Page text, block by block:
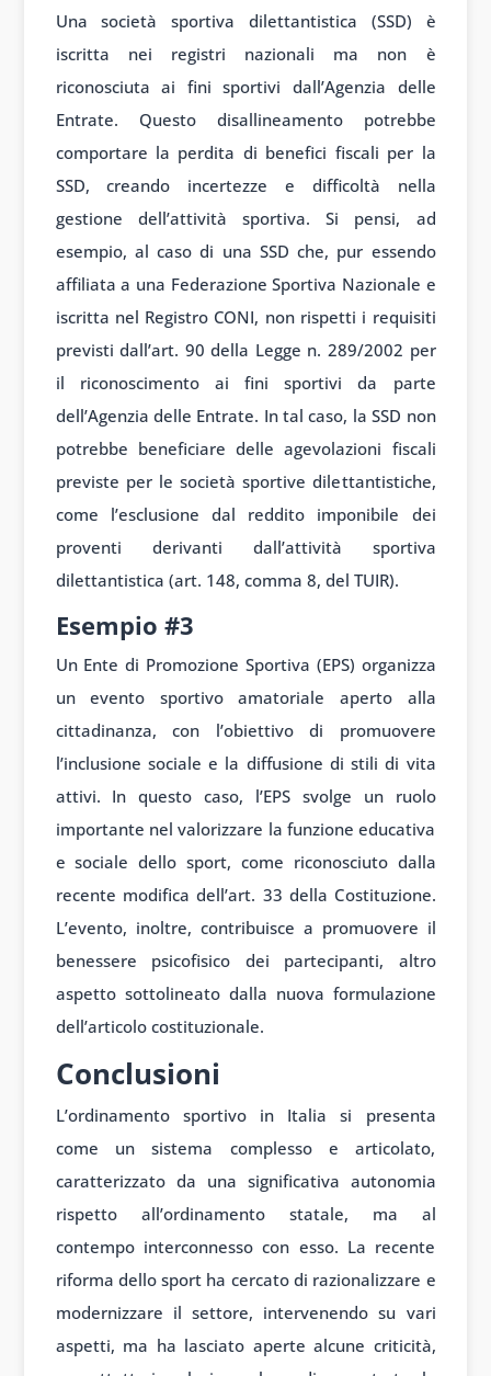
Una società sportiva dilettantistica (SSD) è
iscritta nei registri nazionali ma non è
riconosciuta ai fini sportivi dall’Agenzia delle
Entrate. Questo disallineamento potrebbe
comportare la perdita di benefici fiscali per la
SSD, creando incertezze e difficoltà nella
gestione dell’attività sportiva. Si pensi, ad
esempio, al caso di una SSD che, pur essendo
affiliata a una Federazione Sportiva Nazionale e
iscritta nel Registro CONI, non rispetti i requisiti
previsti dall’art. 90 della Legge n. 289/2002 per
il riconoscimento ai fini sportivi da parte
dell’Agenzia delle Entrate. In tal caso, la SSD non
potrebbe beneficiare delle agevolazioni fiscali
previste per le società sportive dilettantistiche,
come l’esclusione dal reddito imponibile dei
proventi derivanti dall’attività sportiva
dilettantistica (art. 148, comma 8, del TUIR).
Esempio #3
Un Ente di Promozione Sportiva (EPS) organizza
un evento sportivo amatoriale aperto alla
cittadinanza, con l’obiettivo di promuovere
l’inclusione sociale e la diffusione di stili di vita
attivi. In questo caso, l’EPS svolge un ruolo
importante nel valorizzare la funzione educativa
e sociale dello sport, come riconosciuto dalla
recente modifica dell’art. 33 della Costituzione.
L’evento, inoltre, contribuisce a promuovere il
benessere psicofisico dei partecipanti, altro
aspetto sottolineato dalla nuova formulazione
dell’articolo costituzionale.
Conclusioni
L’ordinamento sportivo in Italia si presenta
come un sistema complesso e articolato,
caratterizzato da una significativa autonomia
rispetto all’ordinamento statale, ma al
contempo interconnesso con esso. La recente
riforma dello sport ha cercato di razionalizzare e
modernizzare il settore, intervenendo su vari
aspetti, ma ha lasciato aperte alcune criticità,